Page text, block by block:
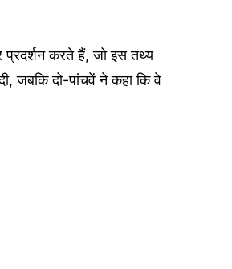
प्रदर्शन करते हैं, जो इस तथ्य
जबकि दो-पांचवें ने कहा कि वे